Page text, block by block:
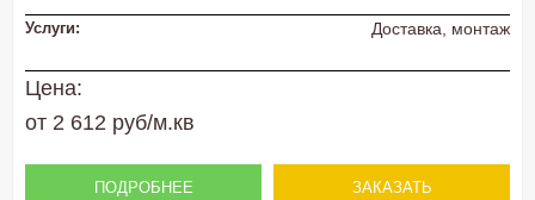
Услуги: Доставка, монтаж
Цена:
от 2 612 руб/м.кв
ПОДРОБНЕЕ ЗАКАЗАТЬ